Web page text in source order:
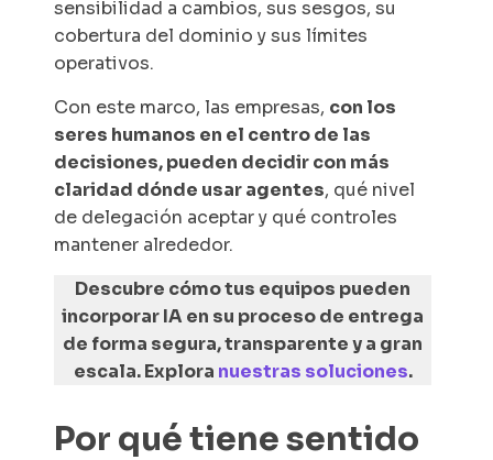
sensibilidad a cambios, sus sesgos, su
cobertura del dominio y sus límites
operativos.
Con este marco, las empresas, con los
seres humanos en el centro de las
decisiones, pueden decidir con más
claridad dónde usar agentes, qué nivel
de delegación aceptar y qué controles
mantener alrededor.
Descubre cómo tus equipos pueden
incorporar IA en su proceso de entrega
de forma segura, transparente y a gran
escala. Explora nuestras soluciones.
Por qué tiene sentido